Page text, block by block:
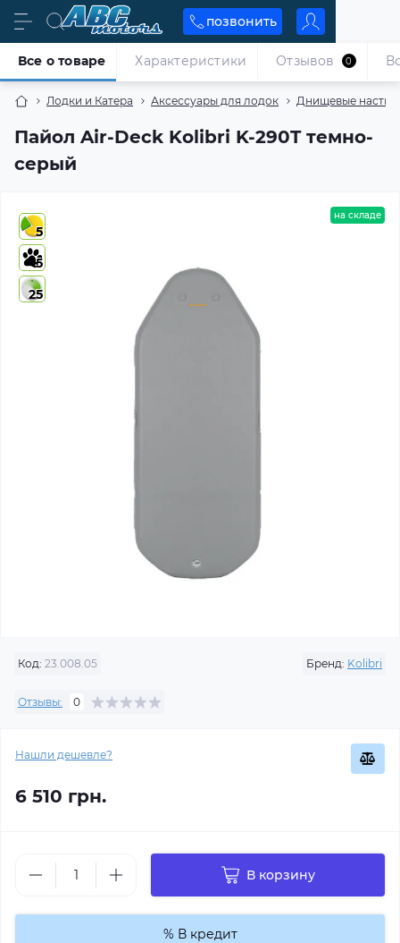
позвонить
Лодки и Катера Аксессуары для лодок Днищевые
Пайол Air-Deck Kolibri K-290T темно-
серый
Все о товаре Характеристики Отзывов 0
5
5
25
на складе
Код: 23.008.05 Бренд: Kolibri
Отзывы: 0
Нашли дешевле?
6 510 грн.
В корзину
% В кредит